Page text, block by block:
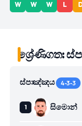
W W W L
ශ්‍රේණිගත:
ස්පාඤ්ඤය 4-3-3
සිමොන්